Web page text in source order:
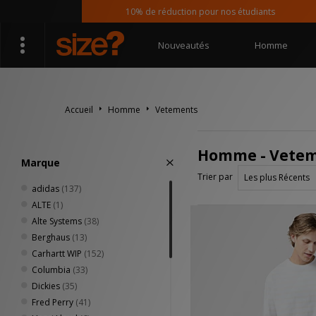
10% de réduction pour nos étudiants
Nouveautés Homme
Accueil Homme Vetements
Marque
adidas (137)
ALTE (1)
Alte Systems (38)
Berghaus (13)
Carhartt WIP (152)
Columbia (33)
Dickies (35)
Fred Perry (41)
Homme -
Trier par